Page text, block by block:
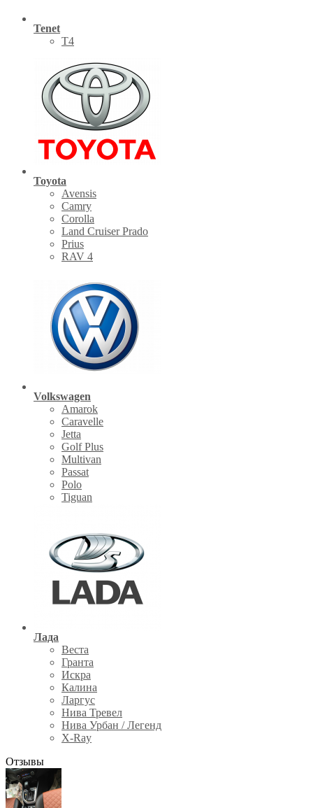
Tenet
Т4
Toyota
Avensis
Camry
Corolla
Land Cruiser Prado
Prius
RAV 4
Volkswagen
Amarok
Caravelle
Jetta
Golf Plus
Multivan
Passat
Polo
Tiguan
Лада
Веста
Гранта
Искра
Калина
Ларгус
Нива Тревел
Нива Урбан / Легенд
X-Ray
Отзывы